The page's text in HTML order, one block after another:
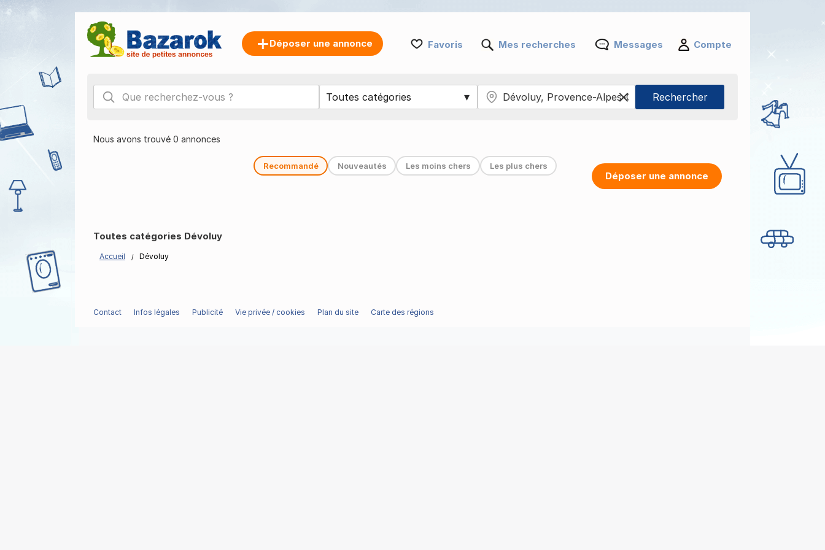
Déposer une annonce Favoris Mes recherches Messages Compte
Nous avons trouvé 0 annonces
Recommandé Nouveautés Les moins chers Les plus chers
Toutes catégories Dévoluy
Accueil Dévoluy
Déposer une annonce
Contact Infos légales Publicité Vie privée / cookies Plan du site Carte des régions